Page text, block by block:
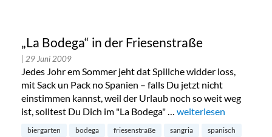
„La Bodega“ in der Friesenstraße
| 29 Juni 2009
Jedes Johr em Sommer jeht dat Spillche widder loss,
mit Sack un Pack no Spanien – falls Du jetzt nicht
einstimmen kannst, weil der Urlaub noch so weit weg
ist, solltest Du Dich im "La Bodega" … „„La Bodega“ in der
weiterlesen
biergarten bodega friesenstraße sangria
spanisch